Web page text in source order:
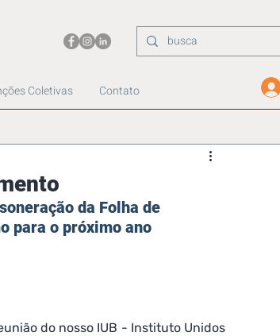
Coletivas Contato
da Folha de
para o próximo ano
do nosso IUB - Instituto Unidos